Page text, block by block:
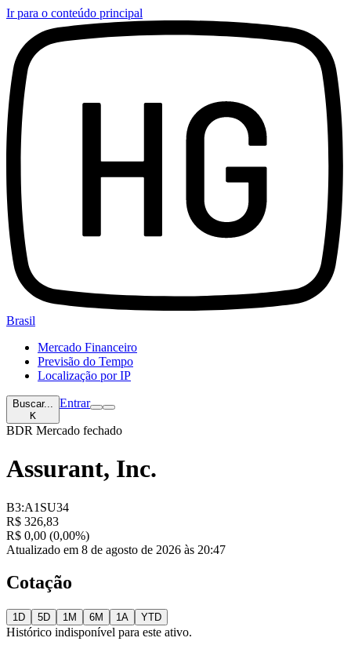
Ir para o conteúdo principal
Brasil
Mercado Financeiro
Previsão do Tempo
Localização por IP
Buscar...
K
Entrar
BDR Mercado fechado
Assurant, Inc.
B3:A1SU34
R$ 326,83
R$ 0,00 (0,00%)
Atualizado em 8 de agosto de 2026 às 20:47
Cotação
1D 5D 1M 6M 1A YTD
Histórico indisponível para este ativo.